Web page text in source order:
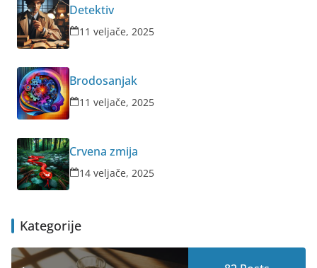
Detektiv
11 veljače, 2025
Brodosanjak
11 veljače, 2025
Crvena zmija
14 veljače, 2025
Kategorije